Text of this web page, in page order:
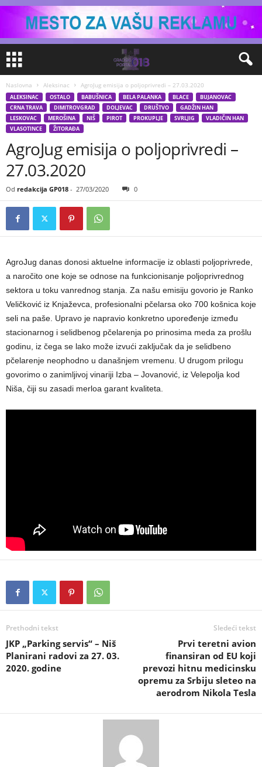
Naslovna Aleksinac AgroJug emisija o poljoprivredi – 27.03.2020
ALEKSINAC OSTALO BABUŠNICA BELA PALANKA BLACE
BUJANOVAC
CRNA TRAVA
DIMITROVGRAD DOLJEVAC DRUŠTVO
GADŽIN HAN
LESKOVAC
MEROŠINA NIŠ PIROT PROKUPLJE SVRLJIG
VLADIČIN HAN
VLASOTINCE
ŽITORAĐA
AgroJug emisija o poljoprivredi –
27.03.2020
Od redakcija GP018 - 27/03/2020 0
AgroJug danas donosi aktuelne informacije iz oblasti poljoprivrede,
a naročito one koje se odnose na funkcionisanje poljoprivrednog
sektora u toku vanrednog stanja. Za našu emisiju govorio je Ranko
Veličković iz Knjaževca, profesionalni pčelarsa oko 700 košnica koje
seli na paše. Upravo je napravio konkretno upoređenje između
stacionarnog i selidbenog pčelarenja po prinosima meda za prošlu
godinu, iz čega se lako može izvući zaključak da je selidbeno
pčelarenje neophodno u današnjem vremenu. U drugom prilogu
govorimo o zanimljivoj vinariji Izba – Jovanović, iz Velepolja kod
Niša, čiji su zasadi merloa garant kvaliteta.
Prethodni tekst
JKP „Parking servis“ – Niš
Planirani radovi za 27. 03.
2020. godine
Sledeći tekst
Prvi teretni avion
finansiran od EU koji
prevozi hitnu medicinsku
opremu za Srbiju sleteo na
aerodrom Nikola Tesla